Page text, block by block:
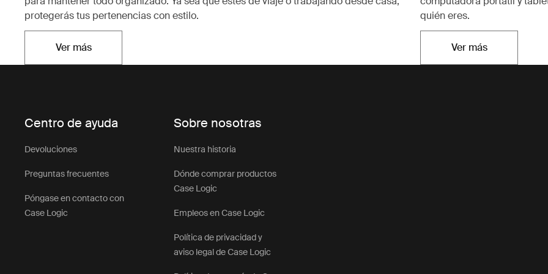
protegerás tus pertenencias con estilo.
Ver másSe abre en una nueva pestaña
quién eres.
Ver másSe abre en una
Centro de ayuda
Devoluciones
Preguntas frecuentes
Póngase en contacto con
Case Logic
Sobre nosotras
Nuestra historia
Dónde comprar productos
Case Logic
Empleos en Case Logic
Política de privacidad y
aviso legal de Case Logic